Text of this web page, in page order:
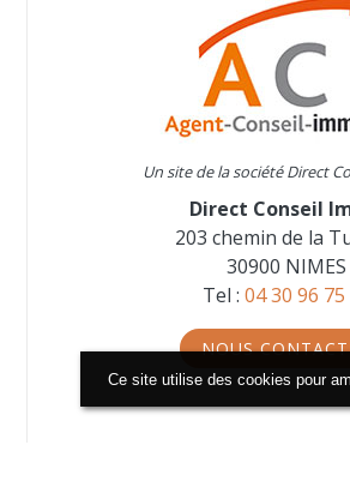
Un site de la société Direct
Direct Conseil
203 chemin de la
30900 NIMES
Tel : 04 30 96 75
NOUS
Ce site utilise des cookies pour